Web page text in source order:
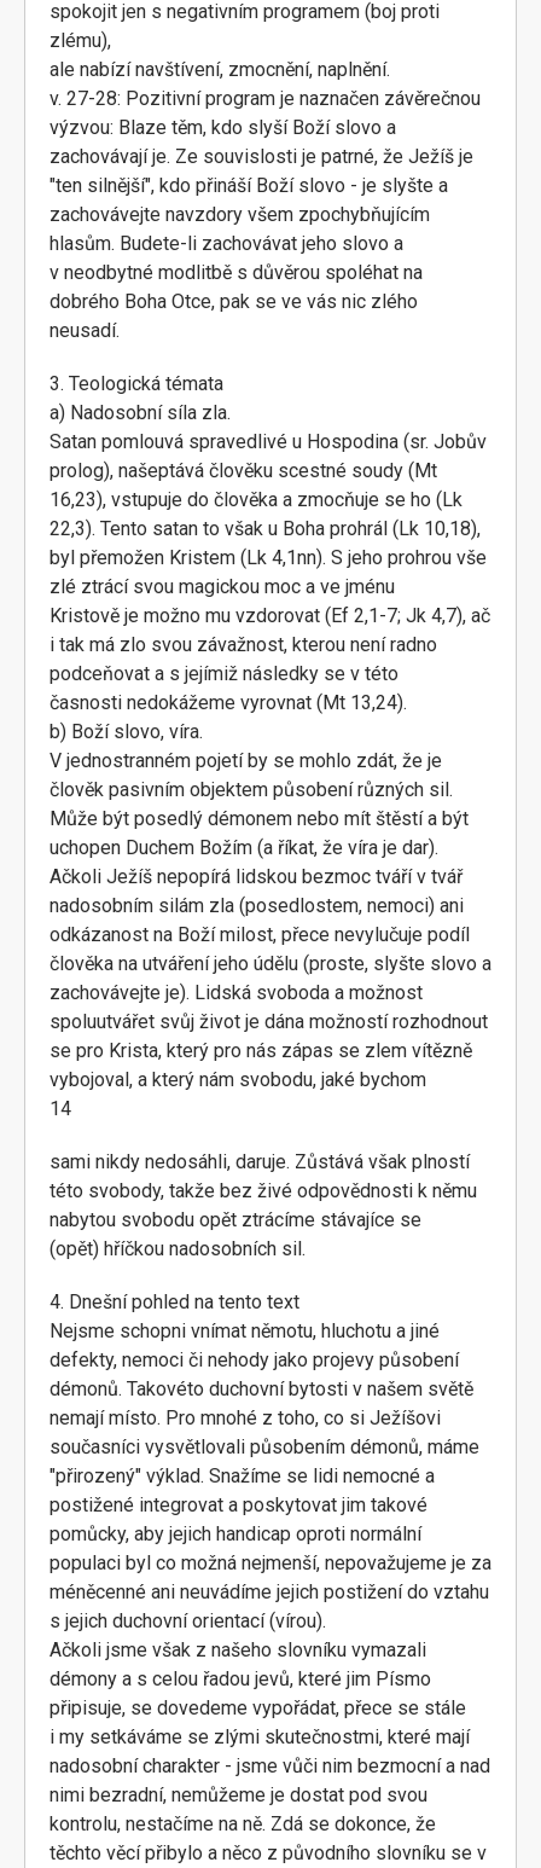
spokojit jen s negativním programem (boj proti
zlému),
ale nabízí navštívení, zmocnění, naplnění.
v. 27-28: Pozitivní program je naznačen závěrečnou
výzvou: Blaze těm, kdo slyší Boží slovo a
zachovávají je. Ze souvislosti je patrné, že Ježíš je
"ten silnější", kdo přináší Boží slovo - je slyšte a
zachovávejte navzdory všem zpochybňujícím
hlasům. Budete-li zachovávat jeho slovo a
v neodbytné modlitbě s důvěrou spoléhat na
dobrého Boha Otce, pak se ve vás nic zlého
neusadí.
3. Teologická témata
a) Nadosobní síla zla.
Satan pomlouvá spravedlivé u Hospodina (sr. Jobův
prolog), našeptává člověku scestné soudy (Mt
16,23), vstupuje do člověka a zmocňuje se ho (Lk
22,3). Tento satan to však u Boha prohrál (Lk 10,18),
byl přemožen Kristem (Lk 4,1nn). S jeho prohrou vše
zlé ztrácí svou magickou moc a ve jménu
Kristově je možno mu vzdorovat (Ef 2,1-7; Jk 4,7), ač
i tak má zlo svou závažnost, kterou není radno
podceňovat a s jejímiž následky se v této
časnosti nedokážeme vyrovnat (Mt 13,24).
b) Boží slovo, víra.
V jednostranném pojetí by se mohlo zdát, že je
člověk pasivním objektem působení různých sil.
Může být posedlý démonem nebo mít štěstí a být
uchopen Duchem Božím (a říkat, že víra je dar).
Ačkoli Ježíš nepopírá lidskou bezmoc tváří v tvář
nadosobním silám zla (posedlostem, nemoci) ani
odkázanost na Boží milost, přece nevylučuje podíl
člověka na utváření jeho údělu (proste, slyšte slovo a
zachovávejte je). Lidská svoboda a možnost
spoluutvářet svůj život je dána možností rozhodnout
se pro Krista, který pro nás zápas se zlem vítězně
vybojoval, a který nám svobodu, jaké bychom
14
sami nikdy nedosáhli, daruje. Zůstává však plností
této svobody, takže bez živé odpovědnosti k němu
nabytou svobodu opět ztrácíme stávajíce se
(opět) hříčkou nadosobních sil.
4. Dnešní pohled na tento text
Nejsme schopni vnímat němotu, hluchotu a jiné
defekty, nemoci či nehody jako projevy působení
démonů. Takovéto duchovní bytosti v našem světě
nemají místo. Pro mnohé z toho, co si Ježíšovi
současníci vysvětlovali působením démonů, máme
"přirozený" výklad. Snažíme se lidi nemocné a
postižené integrovat a poskytovat jim takové
pomůcky, aby jejich handicap oproti normální
populaci byl co možná nejmenší, nepovažujeme je za
méněcenné ani neuvádíme jejich postižení do vztahu
s jejich duchovní orientací (vírou).
Ačkoli jsme však z našeho slovníku vymazali
démony a s celou řadou jevů, které jim Písmo
připisuje, se dovedeme vypořádat, přece se stále
i my setkáváme se zlými skutečnostmi, které mají
nadosobní charakter - jsme vůči nim bezmocní a nad
nimi bezradní, nemůžeme je dostat pod svou
kontrolu, nestačíme na ně. Zdá se dokonce, že
těchto věcí přibylo a něco z původního slovníku se v